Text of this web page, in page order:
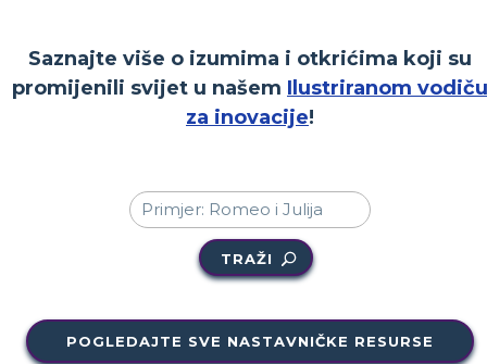
Saznajte više o izumima i otkrićima koji su
promijenili svijet u našem Ilustriranom vodiču
za inovacije!
TRAŽI
POGLEDAJTE SVE NASTAVNIČKE RESURSE